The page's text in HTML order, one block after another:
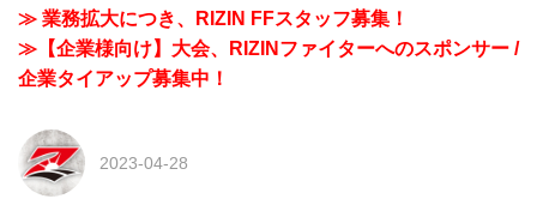
≫ 業務拡大につき、RIZIN FFスタッフ募集！
≫【企業様向け】大会、RIZINファイターへのスポンサー /
企業タイアップ募集中！
2023-04-28